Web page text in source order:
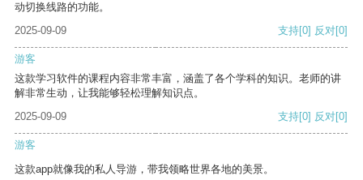
动切换线路的功能。
2025-09-09
支持[0] 反对[0]
游客
这款学习软件的课程内容非常丰富，涵盖了各个学科的知识。老师的讲
解非常生动，让我能够轻松理解知识点。
2025-09-09
支持[0] 反对[0]
游客
这款app就像我的私人导游，带我领略世界各地的美景。